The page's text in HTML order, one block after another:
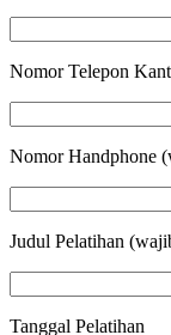
Nomor Telepon
Nomor Handphone
Judul Pelatihan
Tanggal Pelatihan